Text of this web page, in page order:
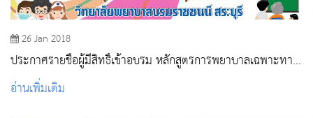
26 Jan 2018
ประกาศรายชื่อผู้มีสิทธิ์เข้าอบรม หลักสูตรการพยาบาลเฉพาะทาง
สาขา การพยาบาลโรคหลอดเลือดสมอง
อ่านเพิ่มเติม